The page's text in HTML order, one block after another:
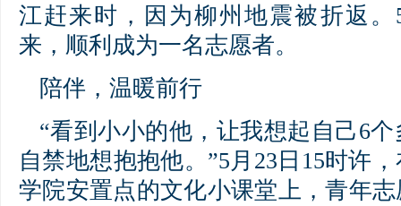
江赶来时，因为柳州地震被折返
来，顺利成为一名志愿者。
陪伴，温暖前行
“看到小小的他，让我想起自己6
自禁地想抱抱他。”5月23日15时许
学院安置点的文化小课堂上，青年